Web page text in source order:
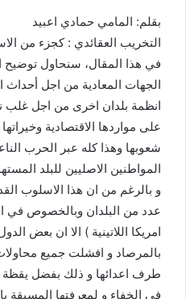
n
d
a
n
l
بقلم: المامي حمادي اعبيد
التخريب العقائدي : كجزء من
في هذا المقال، سنحاول توضيح
الجهات المعادية من اجل أحداث
انظمة بلدان اخرى من اجل غلب
على مواردها الاقتصادية
شعوبها وهذا كله عبر الحرب
المواطنين الاصليين للبلد
و بالرغم من ان هذا الاسلوب
عدد من البلدان وبالخصوص في
امريكا اللاتينية ) الا ان بعض
بالمرصاد و افشلت جميع
طرف اعدائها و ذلك بفضل يقظة
في الخفاء و لمعرفتها المسبقة